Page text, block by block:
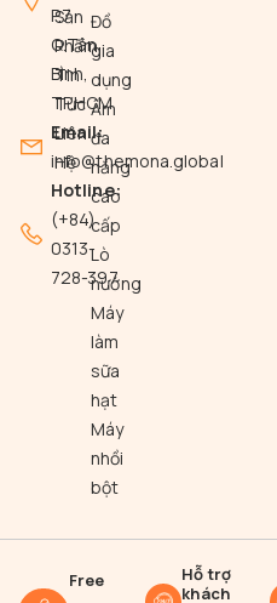
P.7,
Q.Tân
Bình,
TP.HCM
Email:
info@themona.global
Hotline:
(+84)
0313-
728-397
Sản
Phẩm
Tin
Tức
Liên
Hệ
Đồ
gia
dụng
Ấm
đa
năng
cao
cấp
Lò
nướng
Máy
làm
sữa
hạt
Máy
nhồi
bột
Free
Hỗ trợ
khách